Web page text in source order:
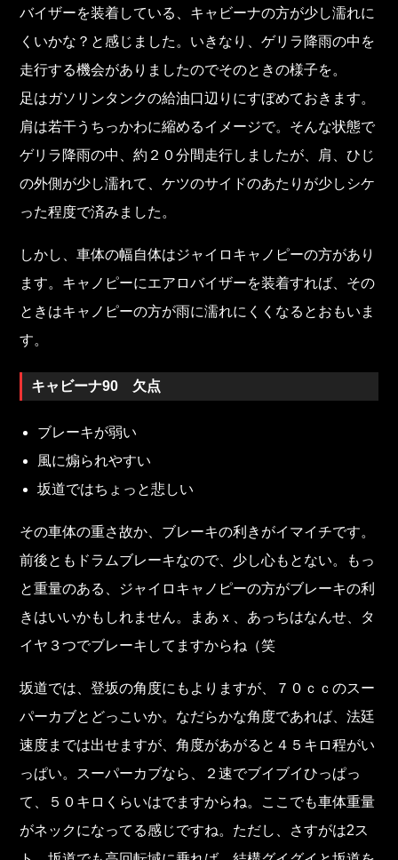
バイザーを装着している、キャビーナの方が少し濡れに
くいかな？と感じました。いきなり、ゲリラ降雨の中を
走行する機会がありましたのでそのときの様子を。
足はガソリンタンクの給油口辺りにすぼめておきます。
肩は若干うちっかわに縮めるイメージで。そんな状態で
ゲリラ降雨の中、約２０分間走行しましたが、肩、ひじ
の外側が少し濡れて、ケツのサイドのあたりが少しシケ
った程度で済みました。
しかし、車体の幅自体はジャイロキャノピーの方があり
ます。キャノピーにエアロバイザーを装着すれば、その
ときはキャノピーの方が雨に濡れにくくなるとおもいま
す。
キャビーナ90 欠点
ブレーキが弱い
風に煽られやすい
坂道ではちょっと悲しい
その車体の重さ故か、ブレーキの利きがイマイチです。
前後ともドラムブレーキなので、少し心もとない。もっ
と重量のある、ジャイロキャノピーの方がブレーキの利
きはいいかもしれません。まあｘ、あっちはなんせ、タ
イヤ３つでブレーキしてますからね（笑
坂道では、登坂の角度にもよりますが、７０ｃｃのスー
パーカブとどっこいか。なだらかな角度であれば、法廷
速度までは出せますが、角度があがると４５キロ程がい
っぱい。スーパーカブなら、２速でブイブイひっぱっ
て、５０キロくらいはでますからね。ここでも車体重量
がネックになってる感じですね。ただし、さすがは2ス